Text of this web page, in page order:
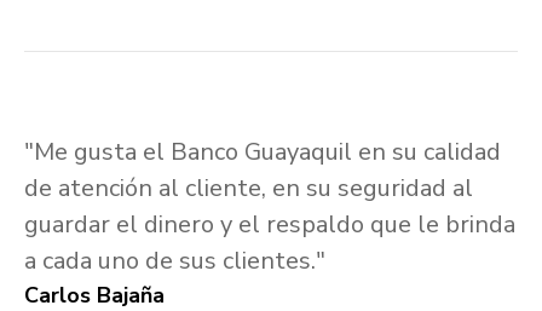
"Me gusta el Banco Guayaquil en su calidad
de atención al cliente, en su seguridad al
guardar el dinero y el respaldo que le brinda
a cada uno de sus clientes."
Carlos Bajaña